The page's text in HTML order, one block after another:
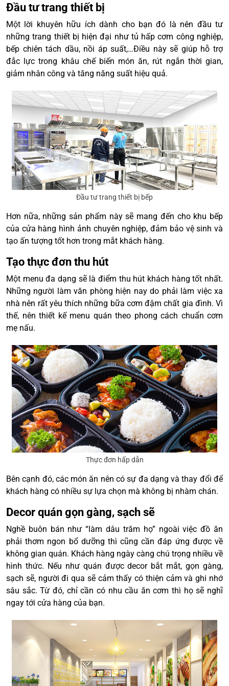
Đầu tư trang thiết bị
Một lời khuyên hữu ích dành cho bạn đó là nên đầu tư
những trang thiết bị hiện đại như tủ hấp cơm công nghiệp,
bếp chiên tách dầu, nồi áp suất,…Điều này sẽ giúp hỗ trợ
đắc lực trong khâu chế biến món ăn, rút ngắn thời gian,
giảm nhân công và tăng năng suất hiệu quả.
Đầu tư trang thiết bị bếp
Hơn nữa, những sản phẩm này sẽ mang đến cho khu bếp
của cửa hàng hình ảnh chuyên nghiệp, đảm bảo vệ sinh và
tạo ấn tượng tốt hơn trong mắt khách hàng.
Tạo thực đơn thu hút
Một menu đa dạng sẽ là điểm thu hút khách hàng tốt nhất.
Những người làm văn phòng hiện nay do phải làm việc xa
nhà nên rất yêu thích những bữa cơm đậm chất gia đình. Vì
thế, nên thiết kế menu quán theo phong cách chuẩn cơm
mẹ nấu.
Thực đơn hấp dẫn
Bên cạnh đó, các món ăn nên có sự đa dạng và thay đổi để
khách hàng có nhiều sự lựa chọn mà không bị nhàm chán.
Decor quán gọn gàng, sạch sẽ
Nghề buôn bán như “làm dâu trăm họ” ngoài việc đồ ăn
phải thơm ngon bổ dưỡng thì cũng cần đáp ứng được về
không gian quán. Khách hàng ngày càng chú trọng nhiều về
hình thức. Nếu như quán được decor bắt mắt, gọn gàng,
sạch sẽ, người đi qua sẽ cảm thấy có thiện cảm và ghi nhớ
sâu sắc. Từ đó, chỉ cần có nhu cầu ăn cơm thì họ sẽ nghĩ
ngay tới cửa hàng của bạn.